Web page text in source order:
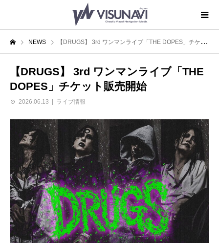
NEWS 【DRUGS】 3rd ワンマンライブ「THE DOPES」チケット販売開始
【DRUGS】 3rd ワンマンライブ「THE
DOPES」チケット販売開始
2026.06.13 ライブ情報